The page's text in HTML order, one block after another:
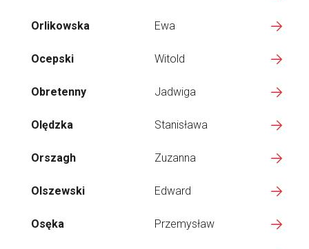
Orlikowska Ewa
Ocepski Witold
Obretenny Jadwiga
Olędzka Stanisława
Orszagh Zuzanna
Olszewski Edward
Osęka Przemysław